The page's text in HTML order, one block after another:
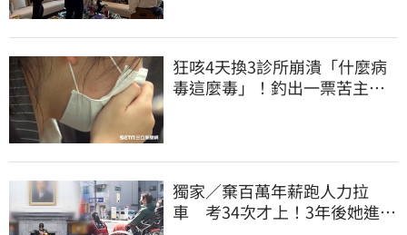
狂咳4天換3診所崩潰「什麼病
毒這麼毒」！釣出一票苦主：
獨家／棄百萬年薪跑人力拉
車 考34次才上！3年後她進外